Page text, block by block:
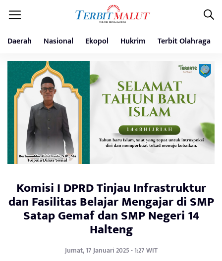
Daerah Nasional Ekopol Hukrim Terbit Olahraga
Komisi I DPRD Tinjau Infrastruktur
dan Fasilitas Belajar Mengajar di SMP
Satap Gemaf dan SMP Negeri 14
Halteng
Jumat, 17 Januari 2025 - 1:27 WIT